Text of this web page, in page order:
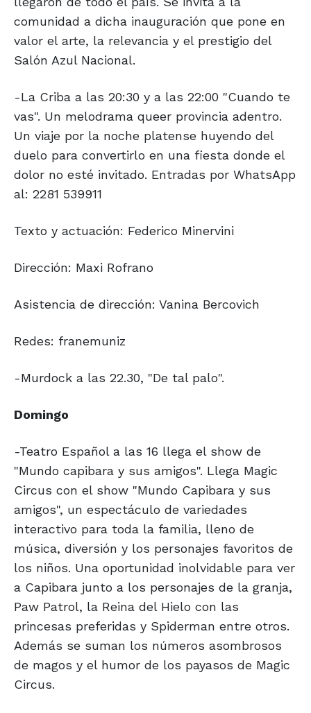
comunidad a dicha inauguración que pone en
valor el arte, la relevancia y el prestigio del
Salón Azul Nacional.
-La Criba a las 20:30 y a las 22:00 "Cuando te
vas". Un melodrama queer provincia adentro.
Un viaje por la noche platense huyendo del
duelo para convertirlo en una fiesta donde el
dolor no esté invitado. Entradas por WhatsApp
al: 2281 539911
Texto y actuación: Federico Minervini
Dirección: Maxi Rofrano
Asistencia de dirección: Vanina Bercovich
Redes: franemuniz
-Murdock a las 22.30, "De tal palo".
Domingo
-Teatro Español a las 16 llega el show de
"Mundo capibara y sus amigos". Llega Magic
Circus con el show "Mundo Capibara y sus
amigos", un espectáculo de variedades
interactivo para toda la familia, lleno de
música, diversión y los personajes favoritos de
los niños. Una oportunidad inolvidable para ver
a Capibara junto a los personajes de la granja,
Paw Patrol, la Reina del Hielo con las
princesas preferidas y Spiderman entre otros.
Además se suman los números asombrosos
de magos y el humor de los payasos de Magic
Circus.